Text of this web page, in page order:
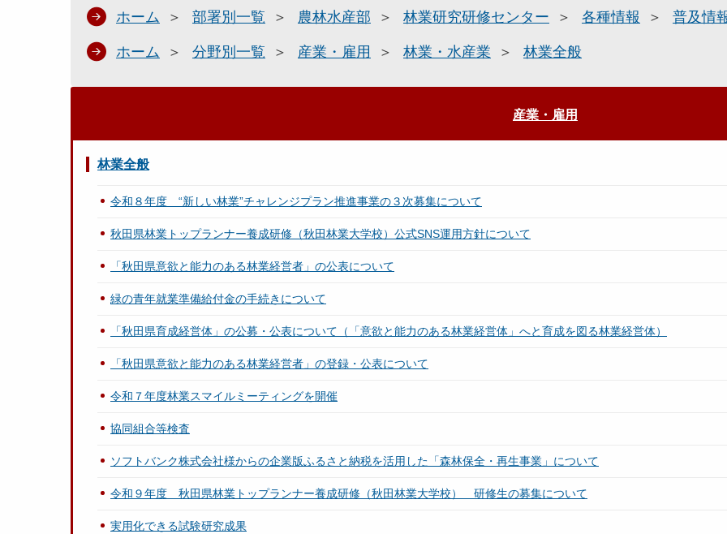
ホーム 部署別一覧 農林水産部 林業研究研修センター 各種情報 普及情
ホーム 分野別一覧 産業・雇用 林業・水産業 林業全般
産業・雇用
林業全般
令和８年度 “新しい林業”チャレンジプラン推進事業の３次募集について
秋田県林業トップランナー養成研修（秋田林業大学校）公式SNS運用方針について
「秋田県意欲と能力のある林業経営者」の公表について
緑の青年就業準備給付金の手続きについて
「秋田県育成経営体」の公募・公表について（「意欲と能力のある林業経営体」へと育成を図る林業経営体）
「秋田県意欲と能力のある林業経営者」の登録・公表について
令和７年度林業スマイルミーティングを開催
協同組合等検査
ソフトバンク株式会社様からの企業版ふるさと納税を活用した「森林保全・再生事業」について
令和９年度 秋田県林業トップランナー養成研修（秋田林業大学校） 研修生の募集について
実用化できる試験研究成果